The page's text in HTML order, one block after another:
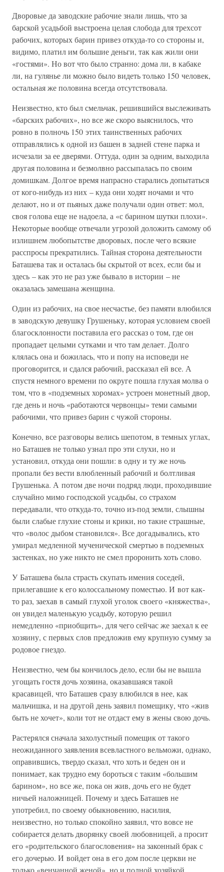
Дворовые да заводские рабочие знали лишь, что за
барской усадьбой выстроена целая слобода для трехсот
рабочих, которых барин привез откуда-то со стороны и,
видимо, платил им большие деньги, так как жили они
«гостями». Но вот что было странно: дома ли, в кабаке
ли, на гулянье ли можно было видеть только 150 человек,
остальная же половина всегда отсутствовала.
Неизвестно, кто был смельчак, решившийся выслеживать
«барских рабочих», но все же скоро выяснилось, что
ровно в полночь 150 этих таинственных рабочих
отправлялись к одной из башен в задней стене парка и
исчезали за ее дверями. Оттуда, один за одним, выходила
другая половина и безмолвно рассыпалась по своим
домишкам. Долгое время напрасно старались допытаться
от кого-нибудь из них – куда они ходят ночами и что
делают, но и от пьяных даже получали один ответ: мол,
своя голова еще не надоела, а «с барином шутки плохи».
Некоторые вообще отвечали угрозой доложить самому об
излишнем любопытстве дворовых, после чего всякие
расспросы прекратились. Тайная сторона деятельности
Баташева так и осталась бы скрытой от всех, если бы и
здесь – как это не раз уже бывало в истории – не
оказалась замешана женщина.
Один из рабочих, на свое несчастье, без памяти влюбился
в заводскую девушку Грушеньку, которая условием своей
благосклонности поставила его рассказ о том, где он
пропадает целыми сутками и что там делает. Долго
клялась она и божилась, что и попу на исповеди не
проговорится, и сдался рабочий, рассказал ей все. А
спустя немного времени по округе пошла глухая молва о
том, что в «подземных хоромах» устроен монетный двор,
где день и ночь «работаются червонцы» теми самыми
рабочими, что привез барин с чужой стороны.
Конечно, все разговоры велись шепотом, в темных углах,
но Баташев не только узнал про эти слухи, но и
установил, откуда они пошли: в одну и ту же ночь
пропали без вести влюбленный рабочий и болтливая
Грушенька. А потом две ночи подряд люди, проходившие
случайно мимо господской усадьбы, со страхом
передавали, что откуда-то, точно из-под земли, слышны
были слабые глухие стоны и крики, но такие страшные,
что «волос дыбом становился». Все догадывались, кто
умирал медленной мученической смертью в подземных
застенках, но уже никто не смел проронить хоть слово.
У Баташева была страсть скупать имения соседей,
прилегавшие к его колоссальному поместью. И вот как-
то раз, заехав в самый глухой уголок своего «княжества»,
он увидел маленькую усадьбу, которую решил
немедленно «приобщить», для чего сейчас же заехал к ее
хозяину, с первых слов предложив ему крупную сумму за
родовое гнездо.
Неизвестно, чем бы кончилось дело, если бы не вышла
угощать гостя дочь хозяина, оказавшаяся такой
красавицей, что Баташев сразу влюбился в нее, как
мальчишка, и на другой день заявил помещику, что «жив
быть не хочет», коли тот не отдаст ему в жены свою дочь.
Растерялся сначала захолустный помещик от такого
неожиданного заявления всевластного вельможи, однако,
оправившись, твердо сказал, что хоть и беден он и
понимает, как трудно ему бороться с таким «большим
барином», но все же, пока он жив, дочь его не будет
ничьей наложницей. Почему и здесь Баташев не
употребил, по своему обыкновению, насилия,
неизвестно, но только спокойно заявил, что вовсе не
собирается делать дворянку своей любовницей, а просит
его «родительского благословения» на законный брак с
его дочерью. И войдет она в его дом после церкви не
только «венчанной женой», но и полной хозяйкой.